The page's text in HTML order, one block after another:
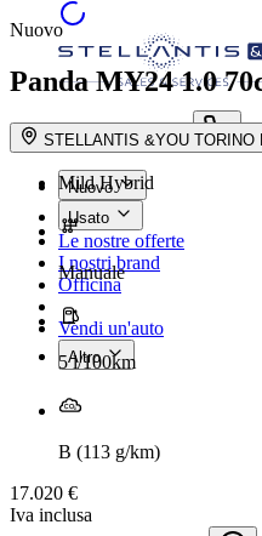
search button - icon
Nuovo
Usato
Le nostre offerte
I nostri brand
Officina
Vendi un'auto
Altro
Nuovo
Panda MY241.0
STELLANTIS &YOU TORINO
Mild Hybrid
Manuale
5 l/100km
B (113 g/km)
17.020 €
Iva inclusa